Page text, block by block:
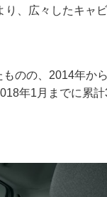
、広々したキャ
のの、2014年か
年1月までに累